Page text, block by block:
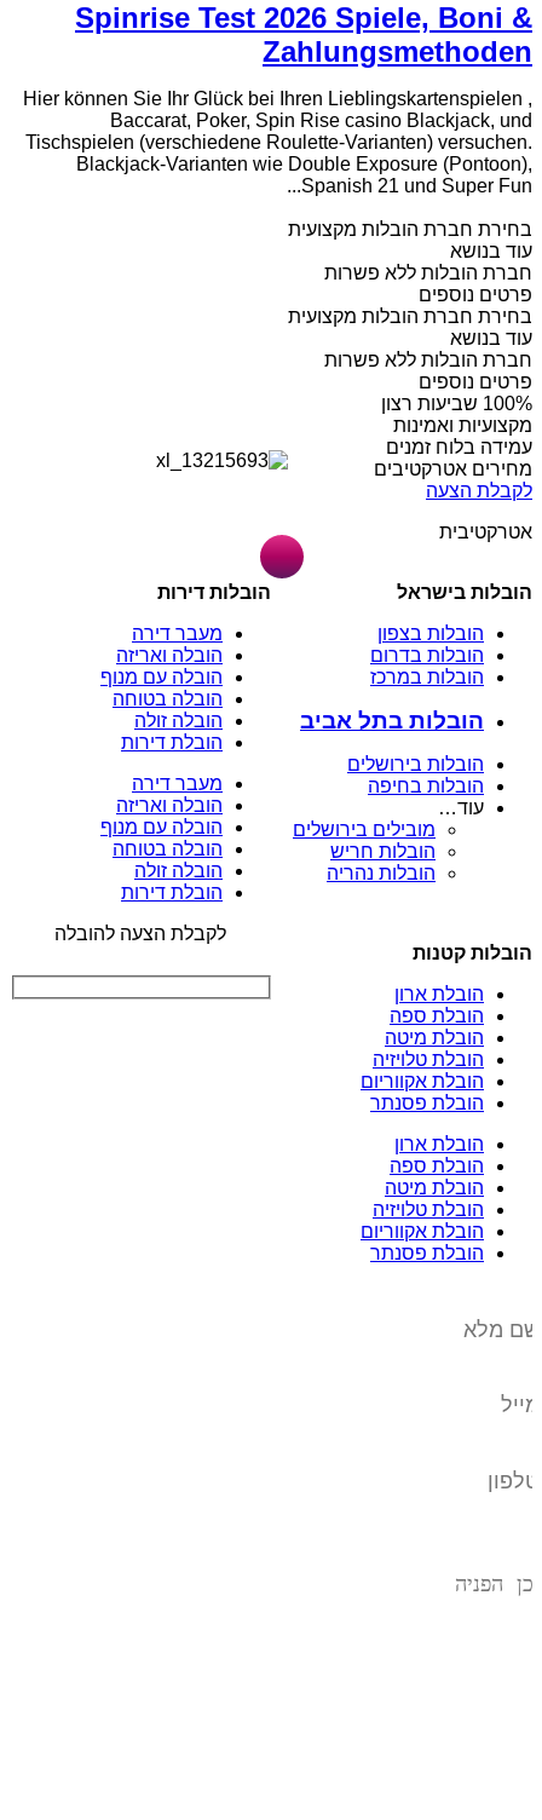
Spinrise Test 2026 Spiele, Boni &
Zahlungsmethoden
Hier können Sie Ihr Glück bei Ihren Lieblingskartenspielen ,
Baccarat, Poker, Spin Rise casino Blackjack, und
Tischspielen (verschiedene Roulette-Varianten) versuchen.
Blackjack-Varianten wie Double Exposure (Pontoon),
Spanish 21 und Super Fun...
בחירת חברת הובלות מקצועית
עוד בנושא
חברת הובלות ללא פשרות
פרטים נוספים
בחירת חברת הובלות מקצועית
עוד בנושא
חברת הובלות ללא פשרות
פרטים נוספים
מקצועיות ואמינות
עמידה בלוח זמנים
מחירים אטרקטיבים
לקבלת הצעה
אטרקטיבית
הובלות בישראל
הובלות בצפון
הובלות בדרום
הובלות במרכז
הובלות בתל אביב
הובלות בירושלים
הובלות בחיפה
עוד…
מובילים בירושלים
הובלות חריש
הובלות נהריה
הובלות דירות
מעבר דירה
הובלה ואריזה
הובלה עם מנוף
הובלה בטוחה
הובלה זולה
הובלת דירות
מעבר דירה
הובלה ואריזה
הובלה עם מנוף
הובלה בטוחה
הובלה זולה
הובלת דירות
הובלות קטנות
הובלת ארון
הובלת ספה
הובלת מיטה
הובלת טלויזיה
הובלת אקווריום
הובלת פסנתר
הובלת ארון
הובלת ספה
הובלת מיטה
הובלת טלויזיה
הובלת אקווריום
הובלת פסנתר
לקבלת הצעה להובלה